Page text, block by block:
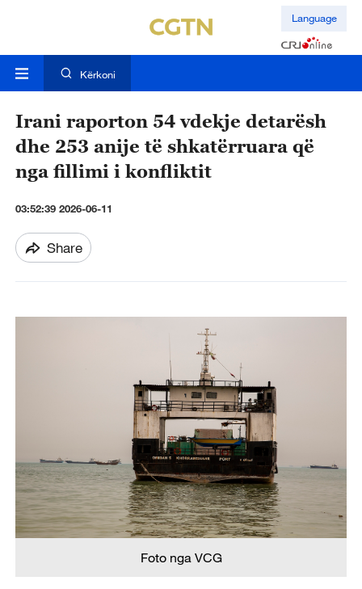
Language
Kërkoni
Irani raporton 54 vdekje detarësh
dhe 253 anije të shkatërruara që
nga fillimi i konfliktit
03:52:39 2026-06-11
Share
Foto nga VCG